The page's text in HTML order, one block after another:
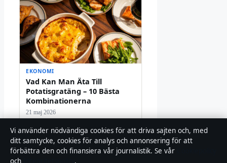
EKONOMI
Vad Kan Man Äta Till
Potatisgratäng – 10 Bästa
Kombinationerna
21 maj 2026
Vi använder nödvändiga cookies för att driva sajten och, med
ditt samtycke, cookies för analys och annonsering för att
förbättra den och finansiera vår journalistik. Se vår
och
.